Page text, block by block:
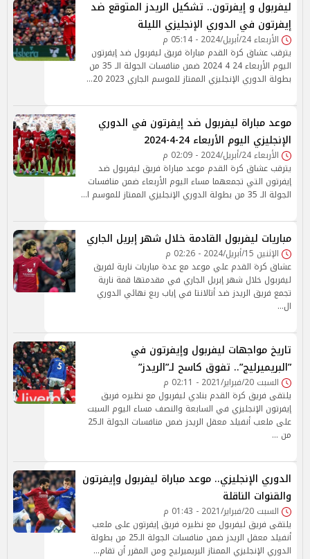
ليفربول و إيفرتون.. تشكيل الريدز المتوقع ضد
إيفرتون في الدوري الإنجليزي الليلة
الأربعاء 24/أبريل/2024 - 05:14 م
يترقب عشاق كرة القدم مباراة فريق ليفربول ضد إيفرتون
اليوم الأربعاء 24 4 2024 ضمن منافسات الجولة الـ 35 من
بطولة الدوري الإنجليزي الممتاز للموسم الجاري 2023 20…
موعد مباراة ليفربول ضد إيفرتون في الدوري
الإنجليزي اليوم الأربعاء 24-4-2024
الأربعاء 24/أبريل/2024 - 02:09 م
يترقب عشاق كرة القدم موعد مباراة فريق ليفربول ضد
إيفرتون التي تجمعهما مساء اليوم الأربعاء ضمن منافسات
الجولة الـ 35 من بطولة الدوري الإنجليزي الممتاز للموسم ا…
مباريات ليفربول القادمة خلال شهر إبريل الجاري
الإثنين 15/أبريل/2024 - 02:26 م
عشاق كرة القدم علي موعد مع عدة مباريات نارية لفريق
ليفربول خلال شهر إبريل الجاري في مقدمتها قمة نارية
تجمع فريق الريدز ضد أتالانتا في إياب ربع نهائي الدوري
ال…
تاريخ مواجهات ليفربول وإيفرتون في
”البريميرليج”.. تفوق كاسح لـ”الريدز”
السبت 20/فبراير/2021 - 02:11 م
يلتقى فريق كرة القدم بنادي ليفربول مع نظيره فريق
إيفرتون الإنجليزي في السابعة والنصف مساء اليوم السبت
على ملعب أنفيلد معقل الريدز ضمن منافسات الجولة الـ25
من …
الدوري الإنجليزي.. موعد مباراة ليفربول وإيفرتون
والقنوات الناقلة
السبت 20/فبراير/2021 - 01:43 م
يلتقى فريق ليفربول مع نظيره فريق إيفرتون على ملعب
أنفيلد معقل الريدز ضمن منافسات الجولة الـ25 من بطولة
الدوري الإنجليزي الممتاز البريميرليج ومن المقرر أن تقام…